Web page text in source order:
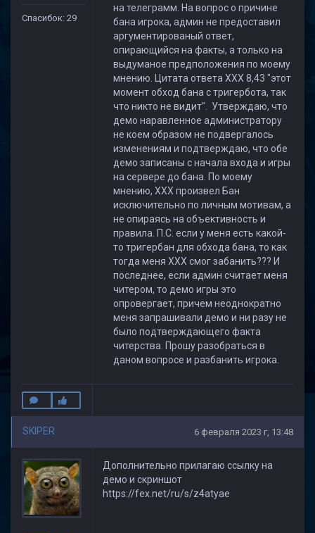
Спасибок: 29
на телеграмм. На вопрос о причине
бана игрока, админ не предоставил
аргументированый ответ,
опирающийся на факты, а только на
выдуманое предположения по моему
мнению. Цитата ответа ХХХ 8,43 "этот
момент обход бана с тригербота, так
что никто не видит". Утверждаю, что
демо наравленное администратору
не коем образом не подвергалось
изменениям и подтверждаю, что обе
демо записаны с начала входа и игры
на сервере до бана. По моему
мнению, ХХХ произвел Бан
исключительно по личным мотивам, а
не опираясь на объективность и
правила. П.С. если у меня есть какой-
то тригербан для обхода бана, то как
тогда меня ХХХ смог забанить??? И
последнее, если админ считает меня
читером, то демо игры это
опровергает, причем неоднократно
меня запрашивали демо и ни разу не
было подтверждающего факта
читерства. Прошу разобраться в
даном вопросе и разбанить игрока.
SKIPER 6 февраля 2023 г, 13:48
Дополнительно прилагаю ссылку на
демо и скриншот
https://fex.net/ru/s/z4atyae